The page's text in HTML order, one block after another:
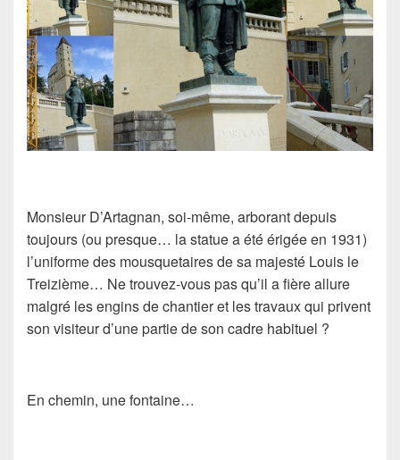
Monsieur D’Artagnan, soi-même, arborant depuis
toujours (ou presque… la statue a été érigée en 1931)
l’uniforme des mousquetaires de sa majesté Louis le
Treizième… Ne trouvez-vous pas qu’il a fière allure
malgré les engins de chantier et les travaux qui privent
son visiteur d’une partie de son cadre habituel ?
En chemin, une fontaine…